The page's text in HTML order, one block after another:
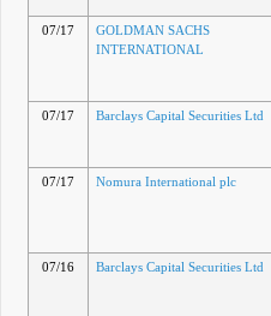
07/17
GOLDMAN SACHS
INTERNATIONAL
07/17
Barclays Capital Securities Ltd
07/17
Nomura International plc
07/16
Barclays Capital Securities Ltd